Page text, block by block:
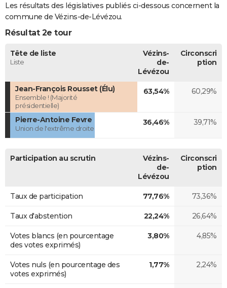
Les résultats des législatives publiés ci-dessous concernent la
commune de Vézins-de-Lévézou.
Résultat 2e tour
Tête de liste
Liste
Vézins-
de-
Lévézou
Circonscri
ption
Jean-François Rousset (Élu)
Ensemble ! (Majorité
présidentielle)
63,54% 60,29%
Pierre-Antoine Fevre
Union de l'extrême droite
36,46% 39,71%
Participation au scrutin
Vézins-
de-
Lévézou
Circonscri
ption
Taux de participation 77,76% 73,36%
Taux d'abstention 22,24% 26,64%
Votes blancs (en pourcentage
des votes exprimés)
3,80% 4,85%
Votes nuls (en pourcentage des
votes exprimés)
1,77% 2,24%